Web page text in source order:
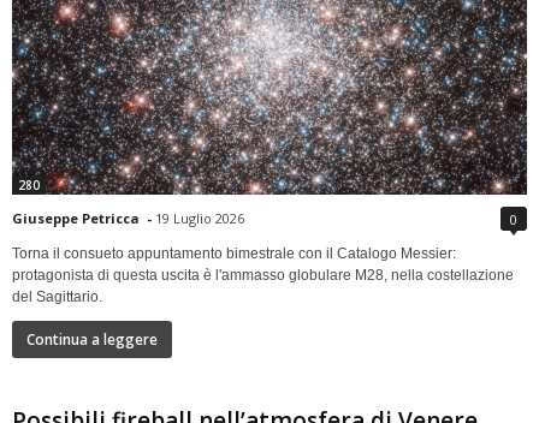
280
Giuseppe Petricca - 19 Luglio 2026 0
Torna il consueto appuntamento bimestrale con il Catalogo Messier:
protagonista di questa uscita è l'ammasso globulare M28, nella costellazione
del Sagittario.
Continua a leggere